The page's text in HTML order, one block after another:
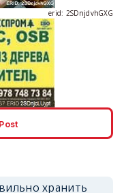
хранить